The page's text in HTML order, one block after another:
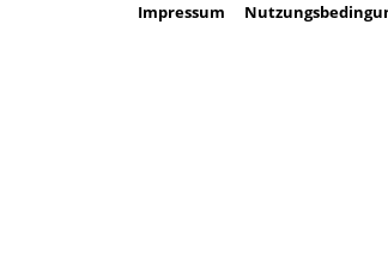
Impressum